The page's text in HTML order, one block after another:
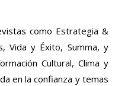
como Estrategia &
Vida y Éxito, Summa, y
Cultural, Clima y
en la confianza y temas